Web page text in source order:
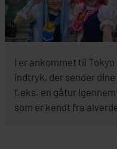
I er ankommet til
indtryk, der sender
f.eks. en gåtur
som er kendt fra